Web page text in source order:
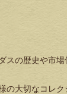
スの歴史や市
の大切なコレ